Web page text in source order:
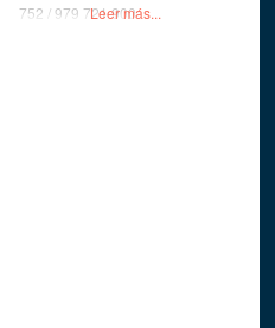
752 / 979 721 900
Leer más...